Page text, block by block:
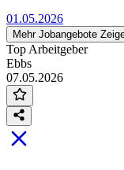
01.05.2026
Mehr Jobangebote
Top Arbeitgeber
Ebbs
07.05.2026